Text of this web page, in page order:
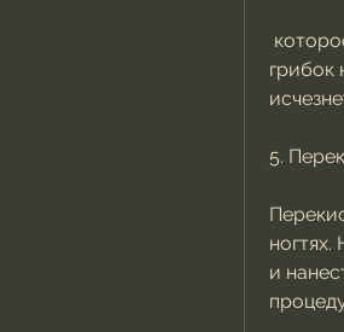
грибок
5.
и